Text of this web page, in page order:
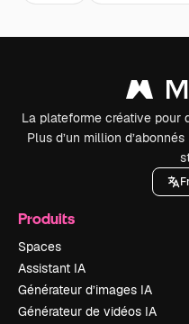
La plateforme créative pour
Plus d’un million
Produits
Spaces
Assistant IA
Générateur d’images IA
Générateur de vidéos IA